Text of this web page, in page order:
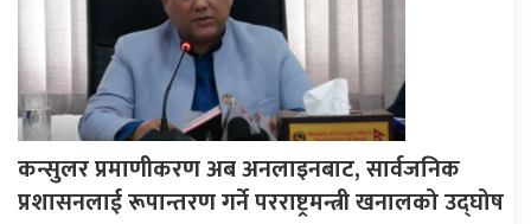
कन्सुलर प्रमाणीकरण अब अनलाइनबाट, सार्वजनिक
प्रशासनलाई रूपान्तरण गर्ने परराष्ट्रमन्त्री खनालको उद्घोष